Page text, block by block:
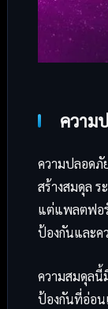
ความ
ความปลอดภั
สร้างสมดุล
แต่แพลตฟอ
ป้องกันและค
ความสมดุลนี้
ป้องกันที่อ่อน